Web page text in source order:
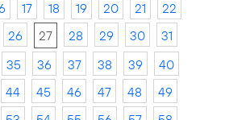
17 18 19 20 21
22
26 27 28 29 30
31
35 36 37 38 39
40
44 45 46 47 48
49